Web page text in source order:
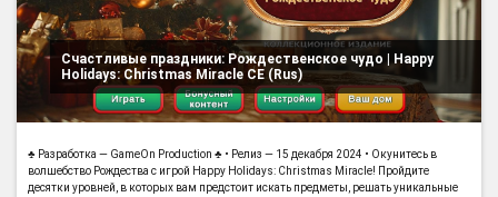
Счастливые праздники: Рождественское чудо | Happy
Holidays: Christmas Miracle CE (Rus)
♣ Разработка — GameOn Production ♣ • Релиз — 15 декабря 2024 • Окунитесь в
волшебство Рождества с игрой Happy Holidays: Christmas Miracle! Пройдите
десятки уровней, в которых вам предстоит искать предметы, решать уникальные